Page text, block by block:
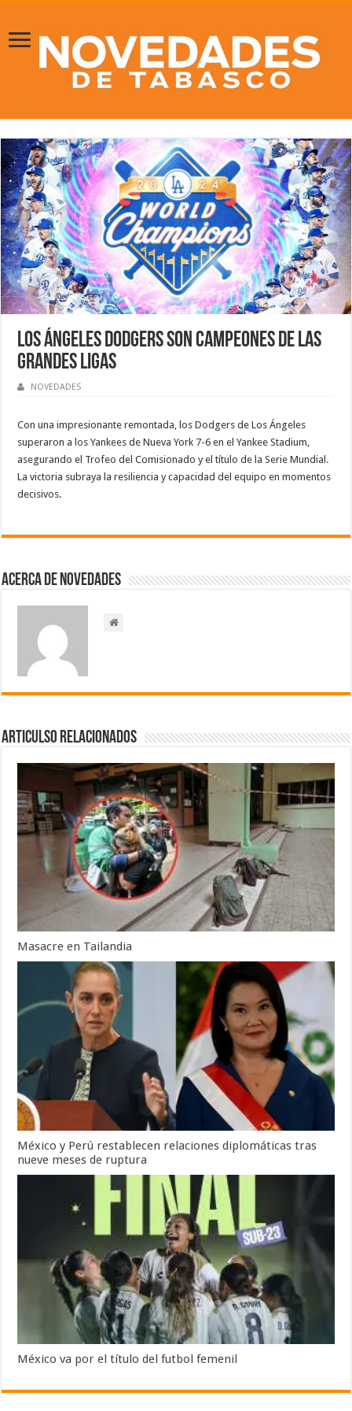
Los Ángeles Dodgers son campeones de las
Grandes Ligas
NOVEDADES
Con una impresionante remontada, los Dodgers de Los Ángeles
superaron a los Yankees de Nueva York 7-6 en el Yankee Stadium,
asegurando el Trofeo del Comisionado y el título de la Serie Mundial.
La victoria subraya la resiliencia y capacidad del equipo en momentos
decisivos.
Acerca de NOVEDADES
Articulso Relacionados
Masacre en Tailandia
México y Perú restablecen relaciones diplomáticas tras
nueve meses de ruptura
México va por el título del futbol femenil